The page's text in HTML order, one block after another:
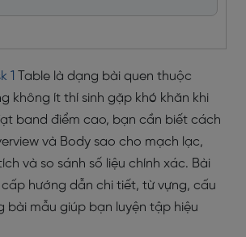
1
Table là dạng bài quen thuộc
không ít thí sinh gặp khó khăn khi
band điểm cao, bạn cần biết cách
và Body sao cho mạch lạc,
và so sánh số liệu chính xác. Bài
hướng dẫn chi tiết, từ vựng, cấu
bài mẫu giúp bạn luyện tập hiệu